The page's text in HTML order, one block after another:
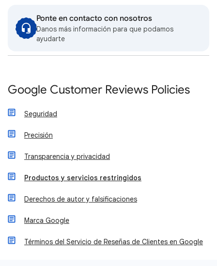
Ponte en contacto con nosotros
Danos más información para que podamos
ayudarte
Google Customer Reviews Policies
Seguridad
Precisión
Transparencia y privacidad
Productos y servicios restringidos
Derechos de autor y falsificaciones
Marca Google
Términos del Servicio de Reseñas de Clientes en Google